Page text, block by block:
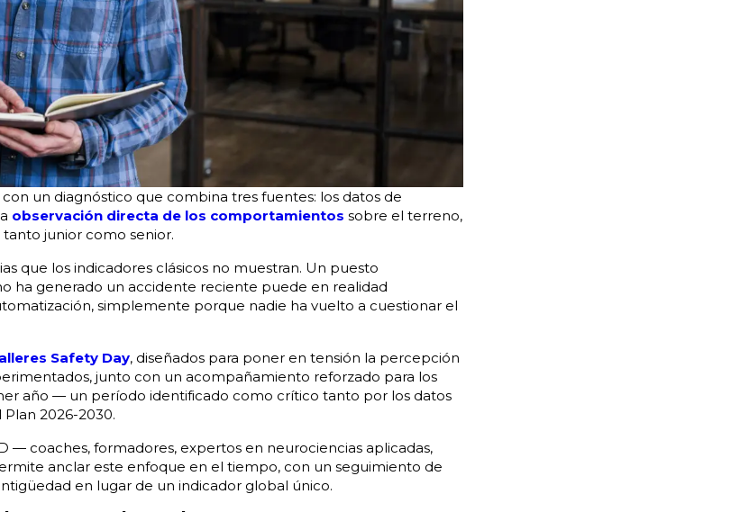
un diagnóstico que combina tres fuentes: los datos de
observación directa de los comportamientos sobre el terreno,
junior como senior.
que los indicadores clásicos no muestran. Un puesto
ha generado un accidente reciente puede en realidad
simplemente porque nadie ha vuelto a cuestionar el
Safety Day, diseñados para poner en tensión la percepción
junto con un acompañamiento reforzado para los
año — un período identificado como crítico tanto por los datos
2026-2030.
— coaches, formadores, expertos en neurociencias aplicadas,
anclar este enfoque en el tiempo, con un seguimiento de
en lugar de un indicador global único.